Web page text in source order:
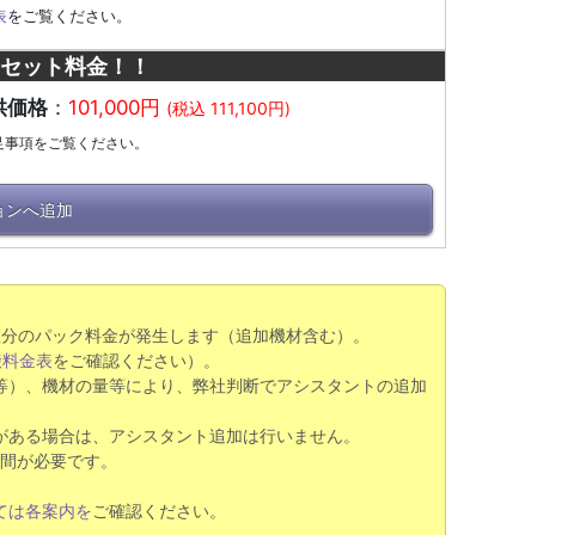
をご覧ください。
ット料金！！
価格 ： 101,000円 (税込 111,100円)
項をご覧ください。
ンへ追加
のパック料金が発生します（追加機材含む）。
金表をご確認ください）。
、機材の量等により、弊社判断でアシスタントの追加
る場合は、アシスタント追加は行いません。
が必要です。
は各案内をご確認ください。